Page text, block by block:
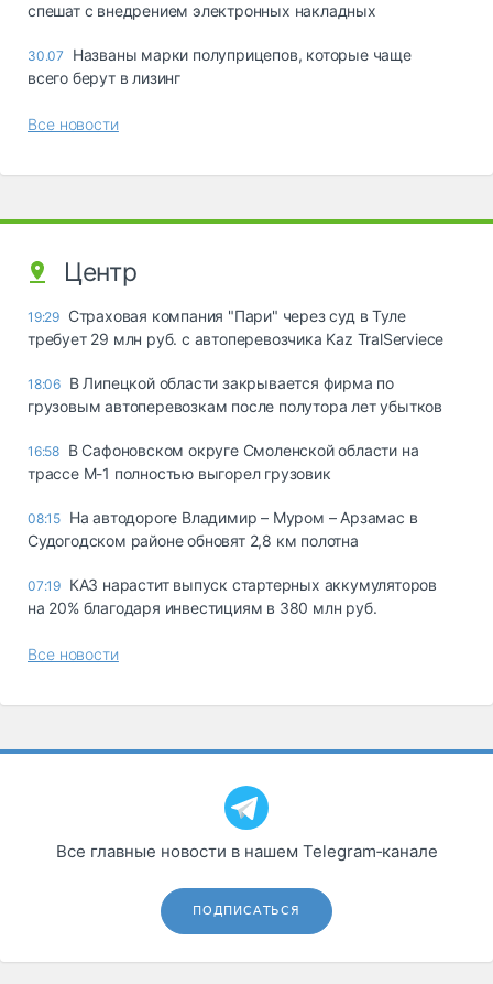
спешат с внедрением электронных накладных
30.07
Названы марки полуприцепов, которые чаще
всего берут в лизинг
Все новости
Центр
19:29 Страховая компания "Пари" через суд в Туле
требует 29 млн руб. с автоперевозчика Kaz TralServiece
18:06 В Липецкой области закрывается фирма по
грузовым автоперевозкам после полутора лет убытков
16:58 В Сафоновском округе Смоленской области на
трассе М-1 полностью выгорел грузовик
08:15 На автодороге Владимир – Муром – Арзамас в
Судогодском районе обновят 2,8 км полотна
07:19 КАЗ нарастит выпуск стартерных аккумуляторов
на 20% благодаря инвестициям в 380 млн руб.
Все новости
Все главные новости в нашем Telegram‑канале
ПОДПИСАТЬСЯ